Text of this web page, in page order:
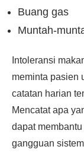
Buang gas
Muntah-
Intoleransi
meminta pasien
catatan harian
Mencatat apa
dapat
gangguan